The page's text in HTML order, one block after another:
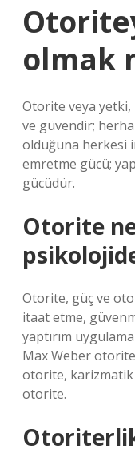
olmak
Otorite veya
ve güvendir;
olduğuna herkesi
emretme gücü;
gücüdür.
Otorite
Otorite, güç ve
itaat etme,
yaptırım
Max Weber
otorite,
otorite.